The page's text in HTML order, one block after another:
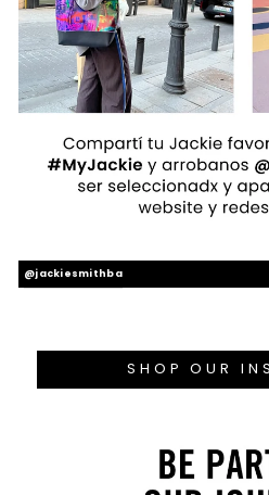
@jackiesmithba
SHOP OUR